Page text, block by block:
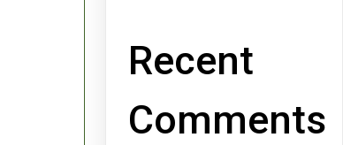
Recent
Comments